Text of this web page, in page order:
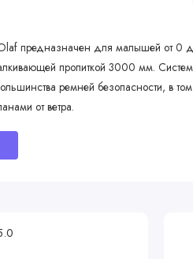
предназначен для малышей от 0
пропиткой 3000 мм.
ремней безопасности, в
от ветра.